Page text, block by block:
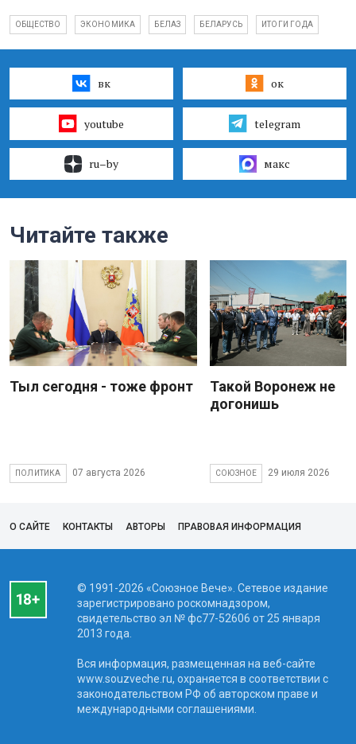
ОБЩЕСТВО ЭКОНОМИКА БЕЛАЗ БЕЛАРУСЬ ИТОГИ ГОДА
вк ок
youtube telegram
ru–by макс
Читайте также
Тыл сегодня - тоже фронт
ПОЛИТИКА 07 августа 2026
Такой Воронеж не
догонишь
СОЮЗНОЕ 29 июля 2026
О САЙТЕ КОНТАКТЫ АВТОРЫ ПРАВОВАЯ ИНФОРМАЦИЯ
© 1991-2026 «Союзное Вече». Сетевое издание
зарегистрировано роскомнадзором,
свидетельство эл № фc77-52606 от 25 января
2013 года.
Вся информация, размещенная на веб-сайте
www.souzveche.ru, охраняется в соответствии с
законодательством РФ об авторском праве и
международными соглашениями.